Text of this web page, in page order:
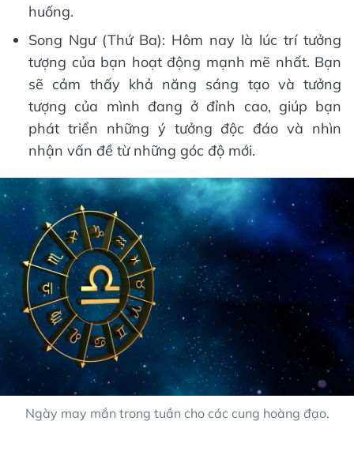
huống.
Song Ngư (Thứ Ba): Hôm nay là lúc trí tưởng
tượng của bạn hoạt động mạnh mẽ nhất. Bạn
sẽ cảm thấy khả năng sáng tạo và tưởng
tượng của mình đang ở đỉnh cao, giúp bạn
phát triển những ý tưởng độc đáo và nhìn
nhận vấn đề từ những góc độ mới.
Ngày may mắn trong tuần cho các cung hoàng đạo.